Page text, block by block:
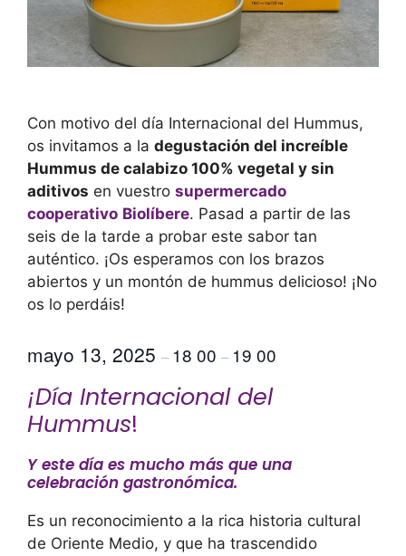
Con motivo del día Internacional del Hummus,
os invitamos a la degustación del increíble
Hummus de calabizo 100% vegetal y sin
aditivos en vuestro supermercado
cooperativo Biolíbere. Pasad a partir de las
seis de la tarde a probar este sabor tan
auténtico. ¡Os esperamos con los brazos
abiertos y un montón de hummus delicioso! ¡No
os lo perdáis!
mayo 13, 2025 – 18 00 – 19 00
¡Día Internacional del
Hummus!
Y este día es mucho más que una
celebración gastronómica.
Es un reconocimiento a la rica historia cultural
de Oriente Medio, y que ha trascendido